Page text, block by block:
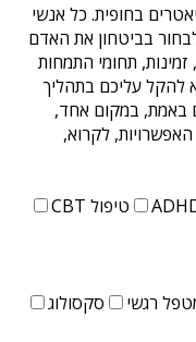
בחופית. כל אנשי
בביטחון את האדם
תחומי התמחות
להקל עליכם בתהליך
באמת, במקום אחד,
לקרוא,
טיפול CBT
רגשי
סקסולוג